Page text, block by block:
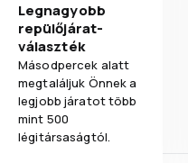
Legnagyobb
repülőjárat-
választék
Másodpercek alatt
megtaláljuk Önnek a
legjobb járatot több
mint 500
légitársaságtól.